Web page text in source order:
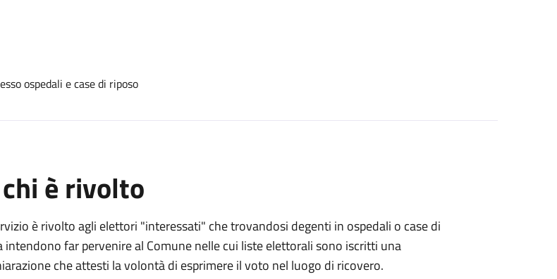
ospedali e case di riposo
è rivolto
è rivolto agli elettori "interessati" che trovandosi degenti in ospedali o case di
intendono far pervenire al Comune nelle cui liste elettorali sono iscritti una
che attesti la volontà di esprimere il voto nel luogo di ricovero.